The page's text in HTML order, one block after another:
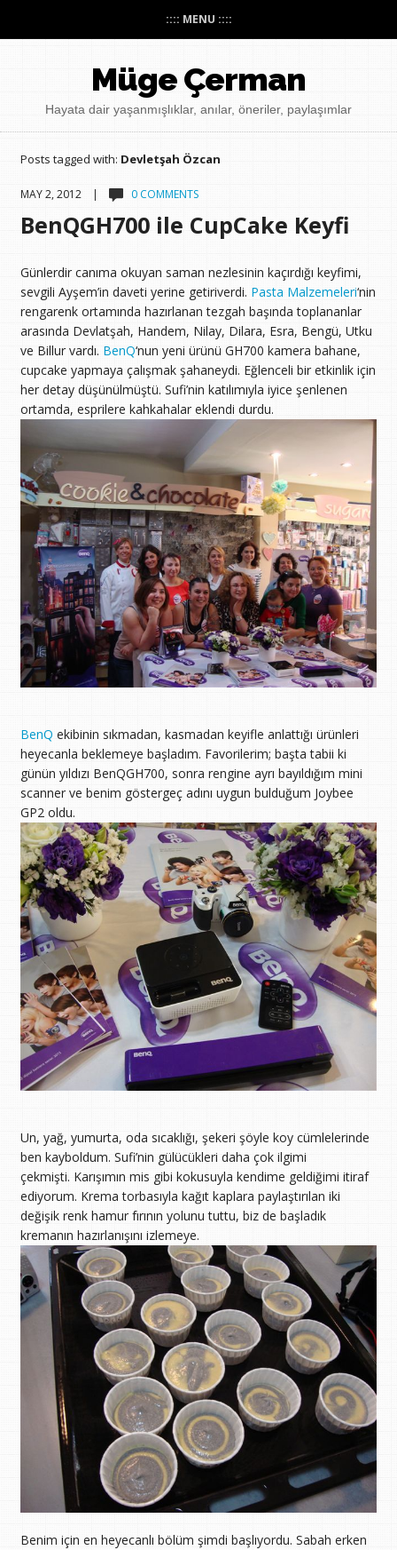
:::: MENU ::::
Müge Çerman
Hayata dair yaşanmışlıklar, anılar, öneriler, paylaşımlar
Posts tagged with: Devletşah Özcan
MAY 2, 2012 | 0 COMMENTS
BenQGH700 ile CupCake Keyfi
Günlerdir canıma okuyan saman nezlesinin kaçırdığı keyfimi,
sevgili Ayşem’in daveti yerine getiriverdi. Pasta Malzemeleri‘nin
rengarenk ortamında hazırlanan tezgah başında toplananlar
arasında Devlatşah, Handem, Nilay, Dilara, Esra, Bengü, Utku
ve Billur vardı. BenQ‘nun yeni ürünü GH700 kamera bahane,
cupcake yapmaya çalışmak şahaneydi. Eğlenceli bir etkinlik için
her detay düşünülmüştü. Sufi’nin katılımıyla iyice şenlenen
ortamda, esprilere kahkahalar eklendi durdu.
BenQ ekibinin sıkmadan, kasmadan keyifle anlattığı ürünleri
heyecanla beklemeye başladım. Favorilerim; başta tabii ki
günün yıldızı BenQGH700, sonra rengine ayrı bayıldığım mini
scanner ve benim göstergeç adını uygun bulduğum Joybee
GP2 oldu.
Un, yağ, yumurta, oda sıcaklığı, şekeri şöyle koy cümlelerinde
ben kayboldum. Sufi’nin gülücükleri daha çok ilgimi
çekmişti. Karışımın mis gibi kokusuyla kendime geldiğimi itiraf
ediyorum. Krema torbasıyla kağıt kaplara paylaştırılan iki
değişik renk hamur fırının yolunu tuttu, biz de başladık
kremanın hazırlanışını izlemeye.
Benim için en heyecanlı bölüm şimdi başlıyordu. Sabah erken